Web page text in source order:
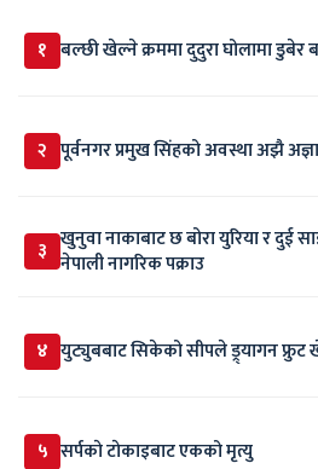
१ बल्छी खेल्ने क्रममा दुदुरा घोलामा डुबेर
२ पूर्वनगर प्रमुख सिंहको अवस्था अझै
३ खुनुवा नाकाबाट छ बोरा युरिया र दुई
नेपाली नागरिक पक्राउ
४ युट्युबबाट सिकेको सीपले ड्र्यागन
५ सर्पकाे टाेकाइबाट एकको मृत्यु